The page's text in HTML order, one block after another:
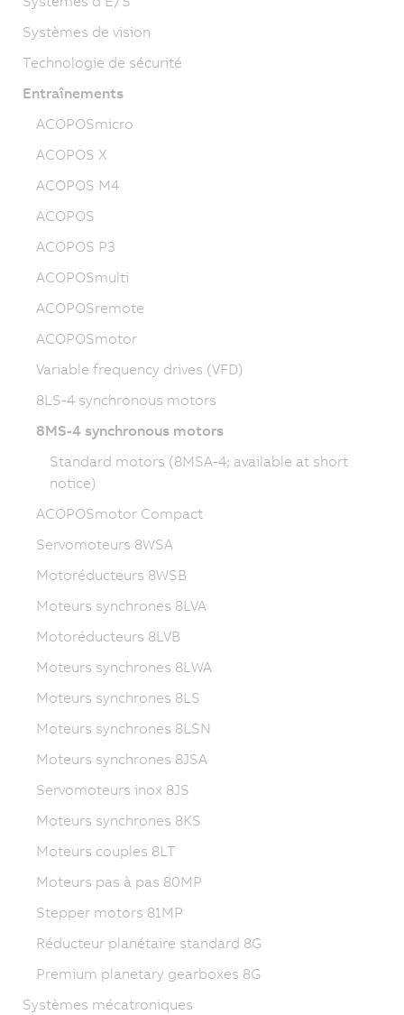
Systèmes de vision
Technologie de sécurité
Entraînements
ACOPOSmicro
ACOPOS X
ACOPOS M4
ACOPOS
ACOPOS P3
ACOPOSmulti
ACOPOSremote
ACOPOSmotor
Variable frequency drives (VFD)
8LS-4 synchronous motors
8MS-4 synchronous motors
Standard motors (8MSA-4; available at short
notice)
ACOPOSmotor Compact
Servomoteurs 8WSA
Motoréducteurs 8WSB
Moteurs synchrones 8LVA
Motoréducteurs 8LVB
Moteurs synchrones 8LWA
Moteurs synchrones 8LS
Moteurs synchrones 8LSN
Moteurs synchrones 8JSA
Servomoteurs inox 8JS
Moteurs synchrones 8KS
Moteurs couples 8LT
Moteurs pas à pas 80MP
Stepper motors 81MP
Réducteur planétaire standard 8G
Premium planetary gearboxes 8G
Systèmes mécatroniques